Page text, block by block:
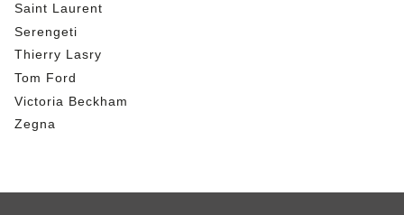
Saint Laurent
Serengeti
Thierry Lasry
Tom Ford
Victoria Beckham
Zegna